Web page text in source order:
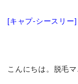
[キャプ-シースリー]
こんにちは。脱毛